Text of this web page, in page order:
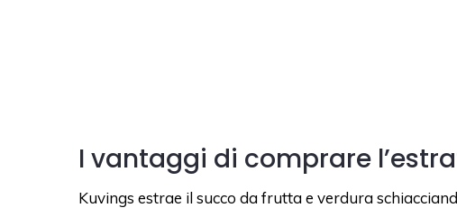
I vantaggi di comprare
Kuvings estrae il succo da frutta e verdura